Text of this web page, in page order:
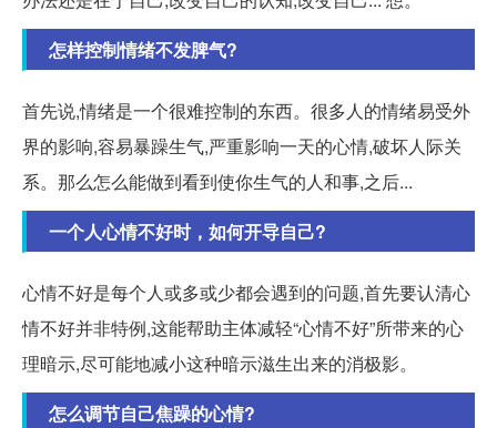
怎样控制情绪不发脾气?
首先说,情绪是一个很难控制的东西。很多人的情绪易受外
界的影响,容易暴躁生气,严重影响一天的心情,破坏人际关
系。那么怎么能做到看到使你生气的人和事,之后...
一个人心情不好时，如何开导自己?
心情不好是每个人或多或少都会遇到的问题,首先要认清心
情不好并非特例,这能帮助主体减轻“心情不好”所带来的心
理暗示,尽可能地减小这种暗示滋生出来的消极影。
怎么调节自己焦躁的心情?